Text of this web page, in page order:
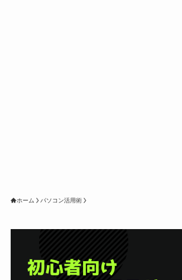
ホーム パソコン活用術